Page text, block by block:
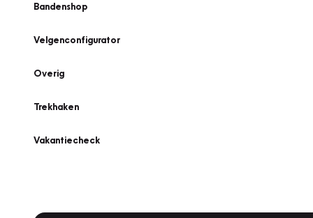
Bandenshop
Velgenconfigurator
Overig
Trekhaken
Vakantiecheck